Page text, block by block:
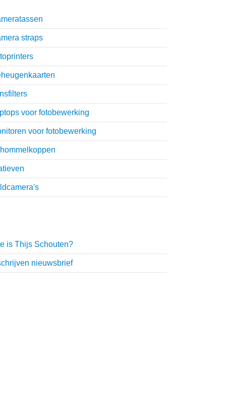
straps
voor fotobewerking
voor fotobewerking
is Thijs Schouten?
nieuwsbrief